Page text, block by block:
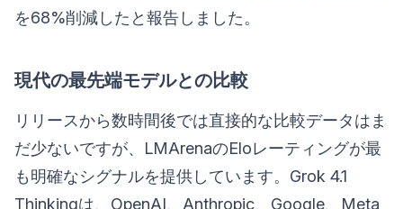
を68%削減したと報告しました。
現代の最先端モデルとの比較
リリースから数時間後では直接的な比較データはま
だ少ないですが、LMArenaのEloレーティングが最
も明確なシグナルを提供しています。Grok 4.1
Thinkingは、OpenAI、Anthropic、Google、Meta